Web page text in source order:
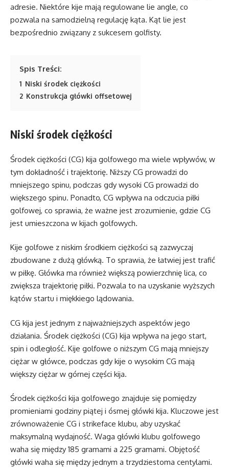
adresie. Niektóre kije mają regulowane lie angle, co
pozwala na samodzielną regulację kąta. Kąt lie jest
bezpośrednio związany z sukcesem golfisty.
Spis Treści:
1 Niski środek ciężkości
2 Konstrukcja główki offsetowej
Niski środek ciężkości
Środek ciężkości (CG) kija golfowego ma wiele wpływów, w
tym dokładność i trajektorię. Niższy CG prowadzi do
mniejszego spinu, podczas gdy wysoki CG prowadzi do
większego spinu. Ponadto, CG wpływa na odczucia piłki
golfowej, co sprawia, że ważne jest zrozumienie, gdzie CG
jest umieszczona w kijach golfowych.
Kije golfowe z niskim środkiem ciężkości są zazwyczaj
zbudowane z dużą główką. To sprawia, że łatwiej jest trafić
w piłkę. Główka ma również większą powierzchnię lica, co
zwiększa trajektorię piłki. Pozwala to na uzyskanie wyższych
kątów startu i miękkiego lądowania.
CG kija jest jednym z najważniejszych aspektów jego
działania. Środek ciężkości (CG) kija wpływa na jego start,
spin i odległość. Kije golfowe o niższym CG mają mniejszy
ciężar w główce, podczas gdy kije o wysokim CG mają
większy ciężar w górnej części kija.
Środek ciężkości kija golfowego znajduje się pomiędzy
promieniami godziny piątej i ósmej główki kija. Kluczowe jest
zrównoważenie CG i strikeface klubu, aby uzyskać
maksymalną wydajność. Waga główki klubu golfowego
waha się między 185 gramami a 225 gramami. Objętość
główki waha się między jednym a trzydziestoma centylami.